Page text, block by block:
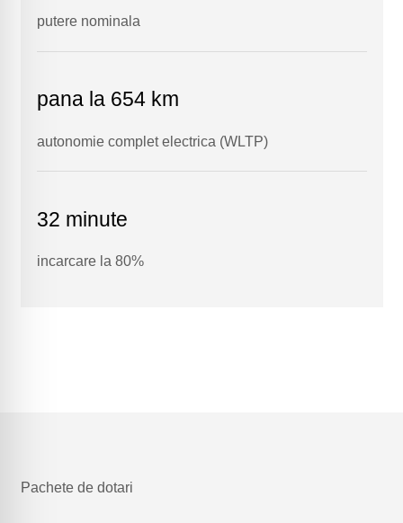
putere nominala
pana la 654 km
autonomie complet electrica (WLTP)
32 minute
incarcare la 80%
Pachete de dotari